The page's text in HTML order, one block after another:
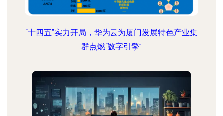
“十四五”实力开局，华为云为厦门发展特色产业集
群点燃“数字引擎”